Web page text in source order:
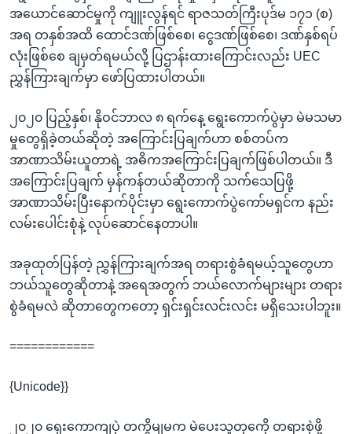
အယောင်ဆောင်မှုကို ကျူးလွန်ရင် ရာဇသတ်ကြီးပုဒ်မ ၁၇၁ (စ)
အရ တနှစ်အထိ ထောင်ဒဏ်ဖြစ်စေ၊ ငွေဒဏ်ဖြစ်စေ၊ ဒဏ်နှစ်ရပ်
လုံးဖြစ်စေ ချမှတ်ရမယ်လို့ ပြဌာန်းထားကြောင်းလည်း UEC
ညွှန်ကြားချက်မှာ ဖော်ပြထားပါတယ်။
၂၀၂၀ ပြည့်နှစ်၊ နိုဝင်ဘာလ ၈ ရက်နေ့ ရွေးကောက်ပွဲမှာ မဲမသမာ
မှုတွေရှိခဲ့တယ်ဆိုတဲ့ အကြောင်းပြချက်ဟာ စစ်တပ်က
အာဏာသိမ်းယူတာရဲ့ အဓိကအကြောင်းပြချက်ဖြစ်ပါတယ်။ ဒီ
အကြောင်းပြချက် မှန်ကန်တယ်ဆိုတာကို သက်သေပြဖို့
အာဏာသိမ်းပြီးနောက်ပိုင်းမှာ ရွေးကောက်ပွဲကော်မရှင်က နည်း
လမ်းပေါင်းစုံနဲ့ လုပ်ဆောင်နေတာပါ။
အခုထုတ်ပြန်တဲ့ ညွှန်ကြားချက်အရ တရားစွဲခံရမယ့်သူတွေဟာ
ဘယ်သူတွေဆိုတာနဲ့ အရေအတွက် ဘယ်လောက်များများ တရား
စွဲခံရမလဲ ဆိုတာတွေကတော့ ရှင်းရှင်းလင်းလင်း မရှိသေးပါဘူး။
============
{Unicode}}
၂၀၂၀ ရှေးကောကျပှဲ တကွိမျမက မဲပေးသူတှကေို တရားစှဲဖို့